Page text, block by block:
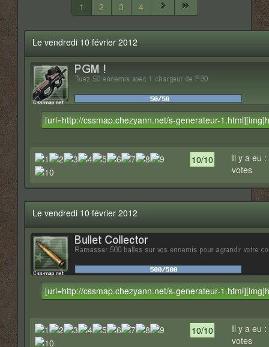
1 2 3 4
Le vendredi 10 février 2012
10/10
Il y a eu :
votes
Le vendredi 10 février 2012
10/10
Il y a eu :
votes